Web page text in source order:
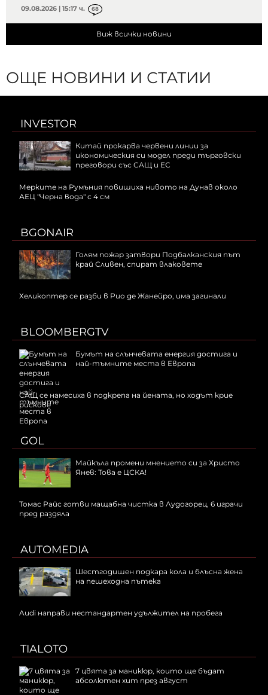
09.08.2026 | 15:17 ч. 68
Виж всички новини
ОЩЕ НОВИНИ И СТАТИИ
INVESTOR
Китай прокарва червени линии за
икономическия си модел преди търговски
преговори със САЩ и ЕС
Мерките на Румъния повишиха нивото на Дунав около
АЕЦ "Черна вода" с 4 см
BGONAIR
Голям пожар затвори Подбалканския път
край Сливен, спират влаковете
Хеликоптер се разби в Рио де Жанейро, има загинали
BLOOMBERGTV
Бумът на слънчевата енергия достига и
най-тъмните места в Европа
САЩ се намесиха в подкрепа на йената, но ходът крие
рискове
GOL
Майкъла промени мнението си за Христо
Янев: Това е ЦСКА!
Томас Райс готви мащабна чистка в Лудогорец, 6 играчи
пред раздяла
AUTOMEDIA
Шестгодишен подкара кола и блъсна жена
на пешеходна пътека
Audi направи нестандартен удължител на пробега
TIALOTO
7 цвята за маникюр, които ще бъдат
абсолютен хит през август